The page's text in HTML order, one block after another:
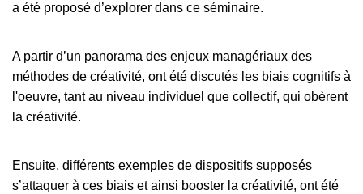
a été proposé d’explorer dans ce séminaire.
A partir d’un panorama des enjeux managériaux des
méthodes de créativité, ont été discutés les biais cognitifs à
l'oeuvre, tant au niveau individuel que collectif, qui obèrent
la créativité.
Ensuite, différents exemples de dispositifs supposés
s’attaquer à ces biais et ainsi booster la créativité, ont été